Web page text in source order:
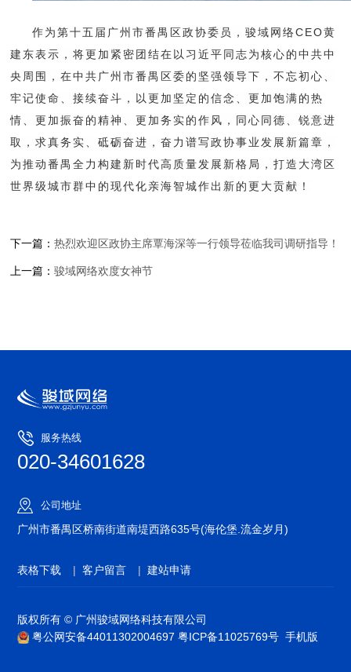
作为第十五届广州市番禺区政协委员，骏域网络CEO黄
建东表示，将更加紧密团结在以习近平同志为核心的中共中
央周围，在中共广州市番禺区委的坚强领导下，不忘初心、
牢记使命、接续奋斗，以更加坚定的信念、更加饱满的热
情、更加振奋的精神、更加务实的作风，同心同德、锐意进
取，求真务实、砥砺奋进，奋力谱写政协事业发展新篇章，
为推动番禺全力构建新时代高质量发展新格局，打造大湾区
世界级城市群中的现代化亲海智城作出新的更大贡献！
下一篇：热烈欢迎区政协主席覃海深等一行领导莅临我司调研指导！
上一篇：骏域网络欢度女神节
服务热线
020-34601628
公司地址
广州市番禺区桥南街道南堤西路635号(海伦堡.流金岁月)
表格下载 |客户留言 |建站申请
版权所有 © 广州骏域网络科技有限公司
粤公网安备44011302004697 粤ICP备11025769号 手机版